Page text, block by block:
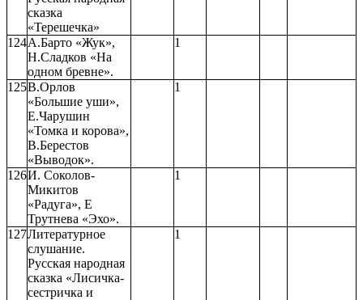
сказка
«Терешечка»
124А.Барто «Жук»,
Н.Сладков «На
одном бревне».
1
125В.Орлов
«Большие уши»,
Е.Чарушин
«Томка и корова»,
В.Берестов
«Выводок».
1
126И. Соколов-
Микитов
«Радуга», Е
Трутнева «Эхо».
1
127Литературное
слушание.
Русская народная
сказка «Лисичка-
сестричка и
1